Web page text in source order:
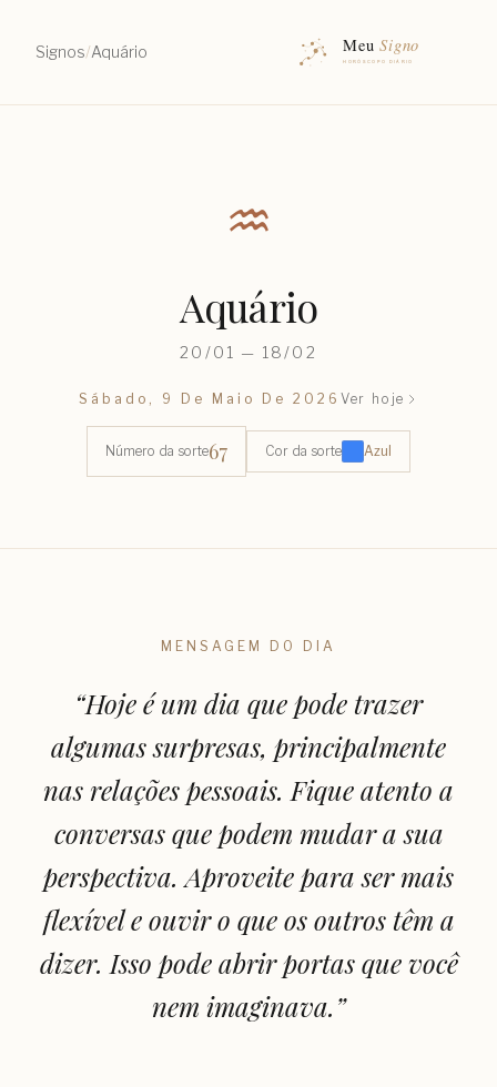
Signos/Aquário
♒︎
Aquário
20/01 — 18/02
Sábado, 9 De Maio De 2026 Ver hoje
Número da sorte67 Cor da sorte Azul
MENSAGEM DO DIA
“Hoje é um dia que pode trazer
algumas surpresas, principalmente
nas relações pessoais. Fique atento a
conversas que podem mudar a sua
perspectiva. Aproveite para ser mais
flexível e ouvir o que os outros têm a
dizer. Isso pode abrir portas que você
nem imaginava.”